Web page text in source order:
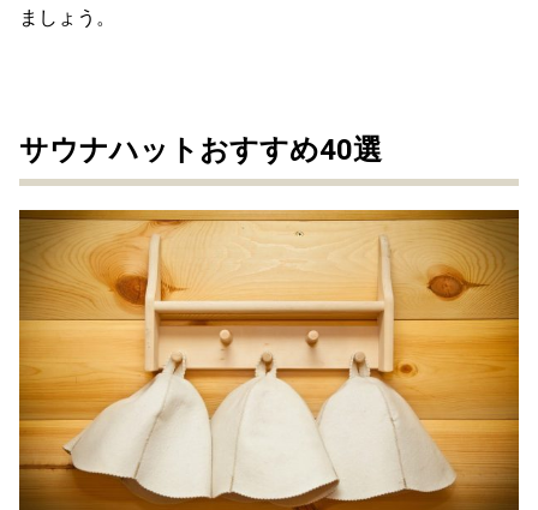
ましょう。
サウナハットおすすめ40選